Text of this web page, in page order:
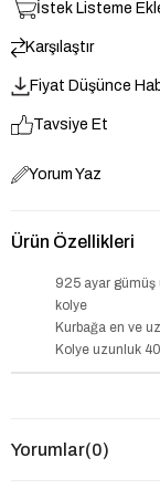
İstek Listeme
Karşılaştır
Fiyat Düşünce
Tavsiye Et
Yorum Yaz
Ürün Özellikleri
925 ayar gümüş
kolye
Kurbağa en ve
Kolye uzunluk
Yorumlar(0)